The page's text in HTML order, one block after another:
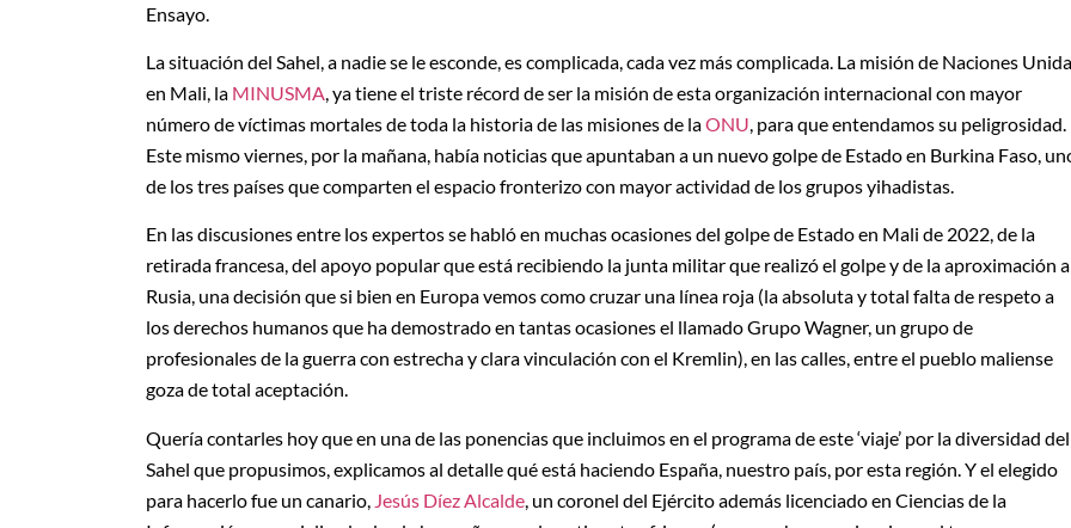
Ensayo.
La situación del Sahel, a nadie se le esconde, es complicada, cada vez más complicada. La misión de Naciones
en Mali, la MINUSMA, ya tiene el triste récord de ser la misión de esta organización internacional con mayor
número de víctimas mortales de toda la historia de las misiones de laONU, para que entendamos su peligrosidad.
Este mismo viernes, por la mañana, había noticias que apuntaban a un nuevo golpe de Estado en Burkina Faso,
de los tres países que comparten el espacio fronterizo con mayor actividad de los grupos yihadistas.
En las discusiones entre los expertos se habló en muchas ocasiones del golpe de Estado en Mali de 2022, de la
retirada francesa, del apoyo popular que está recibiendo la junta militar que realizó el golpe y de la aproximación a
Rusia, una decisión que si bien en Europa vemos como cruzar una línea roja (la absoluta y total falta de respeto a
los derechos humanos que ha demostrado en tantas ocasiones el llamado Grupo Wagner, un grupo de
profesionales de la guerra con estrecha y clara vinculación con el Kremlin), en las calles, entre el pueblo maliense
goza de total aceptación.
Quería contarles hoy que en una de las ponencias que incluimos en el programa de este ‘viaje’ por la diversidad del
Sahel que propusimos, explicamos al detalle qué está haciendo España, nuestro país, por esta región. Y el elegido
para hacerlo fue un canario, Jesús Díez Alcalde , un coronel del Ejército además licenciado en Ciencias de la